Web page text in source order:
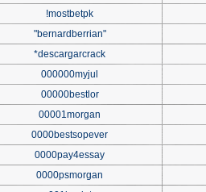
!mostbetpk
"bernardberrian"
*descargarcrack
000000myjul
00000bestlor
00001morgan
0000bestsopever
0000pay4essay
0000psmorgan